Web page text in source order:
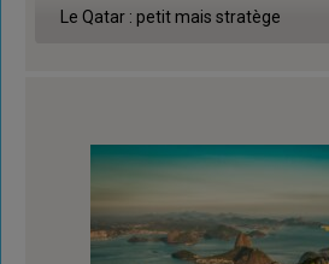
Le Qatar : petit mais stratège